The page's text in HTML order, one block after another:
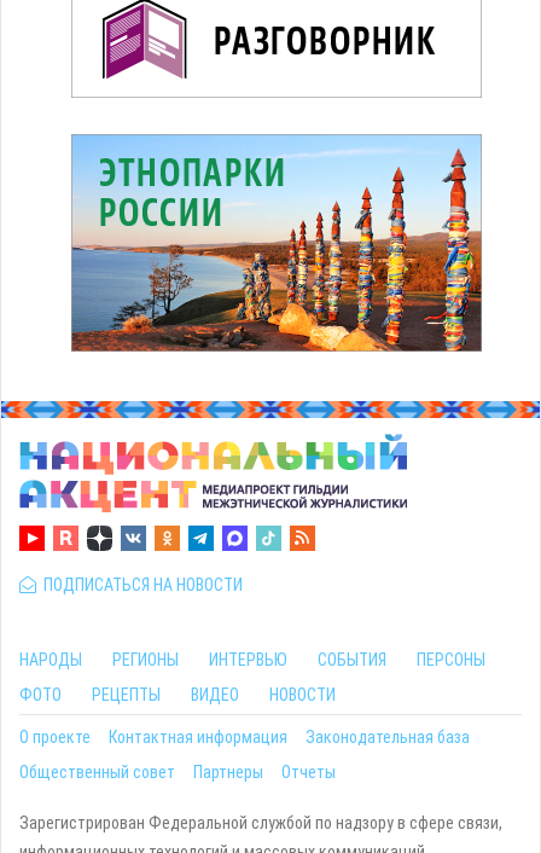
ПОДПИСАТЬСЯ НА НОВОСТИ
НАРОДЫ РЕГИОНЫ ИНТЕРВЬЮ СОБЫТИЯ
ПЕРСОНЫ
ФОТО
РЕЦЕПТЫ ВИДЕО НОВОСТИ
О проекте Контактная информация
Законодательная база
Общественный совет
Партнеры Отчеты
Зарегистрирован Федеральной службой по надзору в сфере связи,